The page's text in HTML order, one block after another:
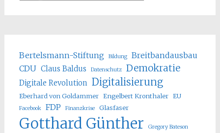
Bertelsmann-Stiftung Bildung
Breitbandausbau
CDU Claus Baldus Datenschutz Demokratie
Digitale Revolution Digitalisierung
Eberhard von Goldammer Engelbert Kronthaler EU
Facebook FDP Finanzkrise Glasfaser
Gotthard Günther Gregory Bateson